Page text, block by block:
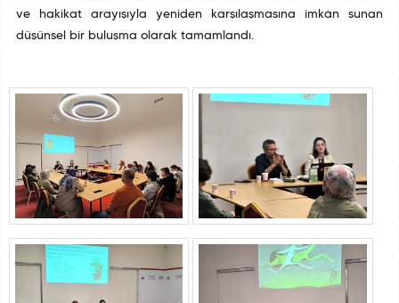
ve hakikat arayışıyla yeniden karşılaşmasına imkân sunan
düşünsel bir buluşma olarak tamamlandı.